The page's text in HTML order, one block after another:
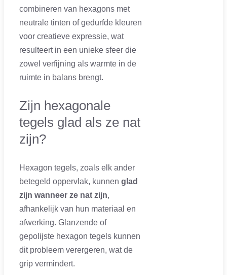
combineren van hexagons met
neutrale tinten of gedurfde kleuren
voor creatieve expressie, wat
resulteert in een unieke sfeer die
zowel verfijning als warmte in de
ruimte in balans brengt.
Zijn hexagonale
tegels glad als ze nat
zijn?
Hexagon tegels, zoals elk ander
betegeld oppervlak, kunnen glad
zijn wanneer ze nat zijn,
afhankelijk van hun materiaal en
afwerking. Glanzende of
gepolijste hexagon tegels kunnen
dit probleem verergeren, wat de
grip vermindert.